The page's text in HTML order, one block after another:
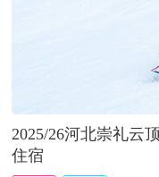
2025/26河北崇礼云
住宿